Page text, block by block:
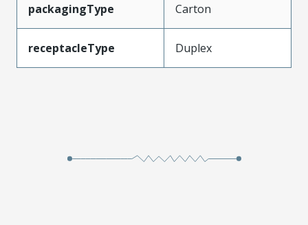
packagingType Carton
receptacleType Duplex